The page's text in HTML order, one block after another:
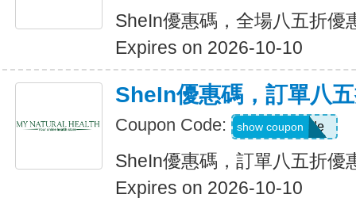
SheIn優惠碼，全場八五折優
Expires on 2026-10-10
SheIn優惠碼，訂單八
Coupon Code: Show Code
show coupon
SheIn優惠碼，訂單八五折優
Expires on 2026-10-10